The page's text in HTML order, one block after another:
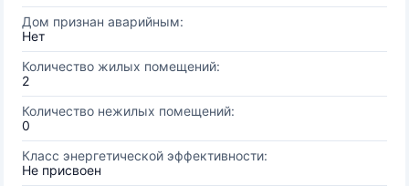
Дом признан аварийным:
Нет
Количество жилых помещений:
2
Количество нежилых помещений:
0
Класс энергетической эффективности:
Не присвоен